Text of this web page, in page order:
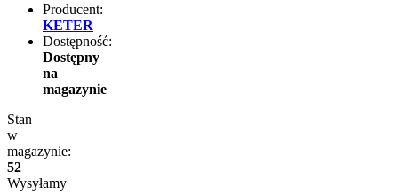
Producent:
KETER
Dostępność:
Dostępny
na
magazynie
Stan
w
magazynie:
52
Wysyłamy